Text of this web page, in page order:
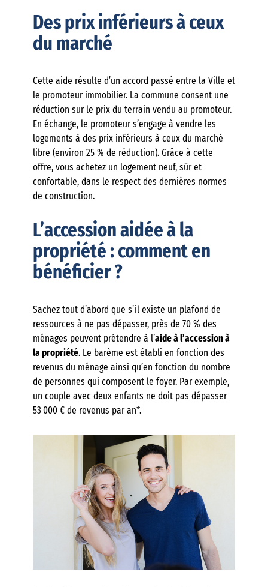
Des prix inférieurs à ceux
du marché
Cette aide résulte d’un accord passé entre la Ville et
le promoteur immobilier. La commune consent une
réduction sur le prix du terrain vendu au promoteur.
En échange, le promoteur s’engage à vendre les
logements à des prix inférieurs à ceux du marché
libre (environ 25 % de réduction). Grâce à cette
offre, vous achetez un logement neuf, sûr et
confortable, dans le respect des dernières normes
de construction.
L’accession aidée à la
propriété : comment en
bénéficier ?
Sachez tout d’abord que s’il existe un plafond de
ressources à ne pas dépasser, près de 70 % des
ménages peuvent prétendre à l’aide à l’accession à
la propriété. Le barème est établi en fonction des
revenus du ménage ainsi qu’en fonction du nombre
de personnes qui composent le foyer. Par exemple,
un couple avec deux enfants ne doit pas dépasser
53 000 € de revenus par an*.